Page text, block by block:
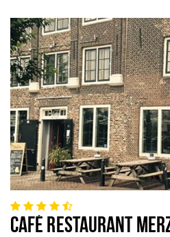
CAFÉ RESTAURANT